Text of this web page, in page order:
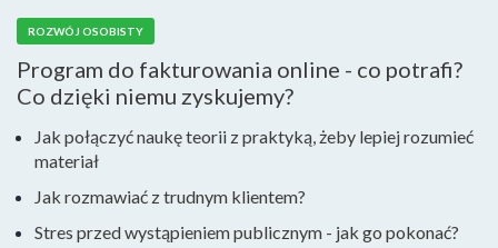
ROZWÓJ OSOBISTY
Program do fakturowania online - co potrafi?
Co dzięki niemu zyskujemy?
Jak połączyć naukę teorii z praktyką, żeby lepiej rozumieć
materiał
Jak rozmawiać z trudnym klientem?
Stres przed wystąpieniem publicznym - jak go pokonać?